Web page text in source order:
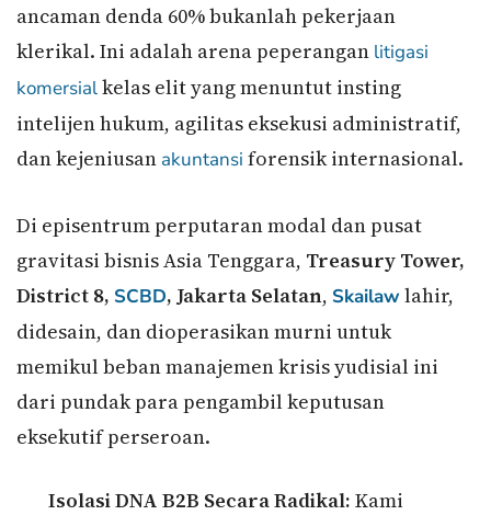
ancaman denda 60% bukanlah pekerjaan
klerikal. Ini adalah arena peperangan litigasi
komersialkelas elit yang menuntut insting
intelijen hukum, agilitas eksekusi administratif,
dan kejeniusan akuntansi forensik internasional.
Di episentrum perputaran modal dan pusat
gravitasi bisnis Asia Tenggara, Treasury Tower,
District 8, SCBD, Jakarta Selatan, Skailawlahir,
didesain, dan dioperasikan murni untuk
memikul beban manajemen krisis yudisial ini
dari pundak para pengambil keputusan
eksekutif perseroan.
Isolasi DNA B2B Secara Radikal: Kami